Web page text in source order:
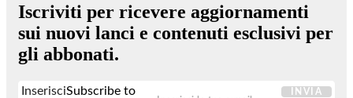
Iscriviti per ricevere aggiornamenti
sui nuovi lanci e contenuti esclusivi per
gli abbonati.
InserisciSubscribe to
INVIA